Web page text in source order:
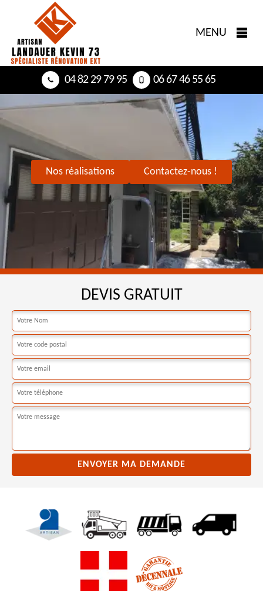
MENU
04 82 29 79 95 06 67 46 55 65
Nos réalisations Contactez-nous !
DEVIS GRATUIT